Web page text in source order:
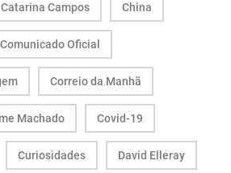
Catarina Campos China
Comunicado Oficial
Correio da Manhã
Machado Covid-19
Curiosidades David Elleray